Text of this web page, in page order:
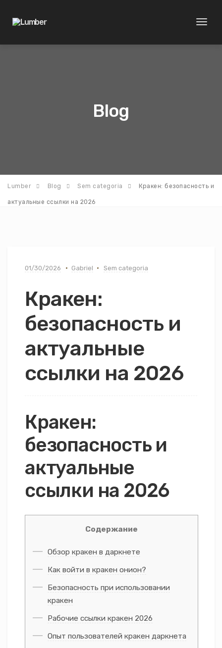
Toggle
Blog
Lumber Blog Sem categoria Кракен: безопасность и
актуальные ссылки на 2026
01/30/2026 Gabriel Sem categoria
Кракен:
безопасность и
актуальные
ссылки на 2026
Кракен:
безопасность и
актуальные
ссылки на 2026
Содержание
Обзор кракен в даркнете
Как войти в кракен онион?
Безопасность при использовании
кракен
Рабочие ссылки кракен 2026
Опыт пользователей кракен даркнета